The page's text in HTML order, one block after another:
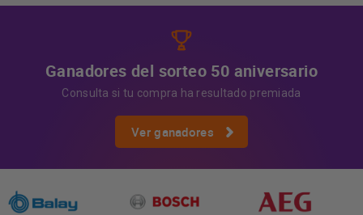
Ganadores del sorteo 50 aniversario
Consulta si tu compra ha resultado premiada
Ver ganadores